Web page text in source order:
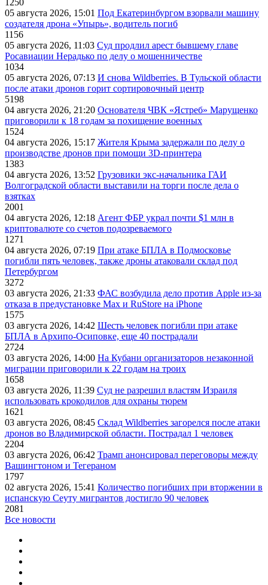
1250
05 августа 2026, 15:01 Под Екатеринбургом взорвали машину
создателя дрона «Упырь», водитель погиб
1156
05 августа 2026, 11:03 Суд продлил арест бывшему главе
Росавиации Нерадько по делу о мошенничестве
1034
05 августа 2026, 07:13 И снова Wildberries. В Тульской области
после атаки дронов горит сортировочный центр
5198
04 августа 2026, 21:20 Основателя ЧВК «Ястреб» Марущенко
приговорили к 18 годам за похищение военных
1524
04 августа 2026, 15:17 Жителя Крыма задержали по делу о
производстве дронов при помощи 3D‑принтера
1383
04 августа 2026, 13:52 Грузовики экс-начальника ГАИ
Волгоградской области выставили на торги после дела о
взятках
2001
04 августа 2026, 12:18 Агент ФБР украл почти $1 млн в
криптовалюте со счетов подозреваемого
1271
04 августа 2026, 07:19 При атаке БПЛА в Подмосковье
погибли пять человек, также дроны атаковали склад под
Петербургом
3272
03 августа 2026, 21:33 ФАС возбудила дело против Apple из-за
отказа в предустановке Max и RuStore на iPhone
1575
03 августа 2026, 14:42 Шесть человек погибли при атаке
БПЛА в Архипо-Осиповке, еще 40 пострадали
2724
03 августа 2026, 14:00 На Кубани организаторов незаконной
миграции приговорили к 22 годам на троих
1658
03 августа 2026, 11:39 Суд не разрешил властям Израиля
использовать крокодилов для охраны тюрем
1621
03 августа 2026, 08:45 Склад Wildberries загорелся после атаки
дронов во Владимирской области. Пострадал 1 человек
2204
03 августа 2026, 06:42 Трамп анонсировал переговоры между
Вашингтоном и Тегераном
1797
02 августа 2026, 15:41 Количество погибших при вторжении в
испанскую Сеуту мигрантов достигло 90 человек
2081
Все новости